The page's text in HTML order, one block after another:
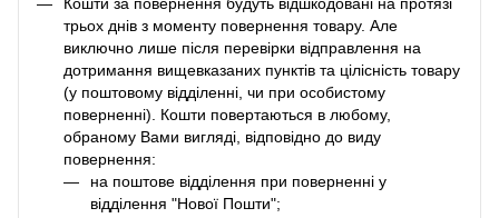
трьох днів з моменту повернення товару. Але
виключно лише після перевірки відправлення на
дотримання вищевказаних пунктів та цілісність товару
(у поштовому відділенні, чи при особистому
поверненні). Кошти повертаються в любому,
обраному Вами вигляді, відповідно до виду
повернення:
на поштове відділення при поверненні у
відділення "Нової Пошти";